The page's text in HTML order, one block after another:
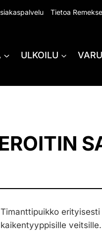
Tietoa
ULKOILU
Timanttipuikko
kaikentyyppisille